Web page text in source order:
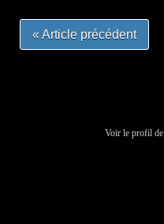
« Article précédent
Voir le profil de